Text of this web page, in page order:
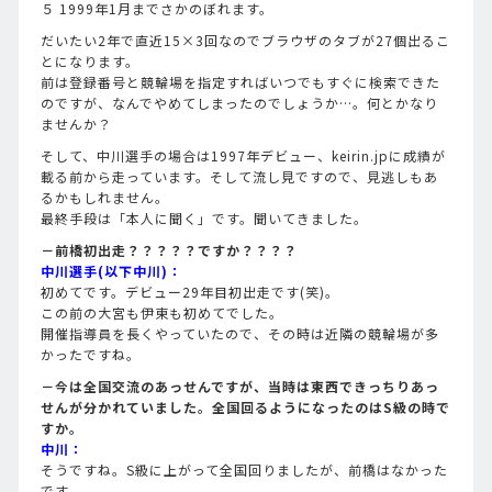
５ 1999年1月までさかのぼれます。
だいたい2年で直近15×3回なのでブラウザのタブが27個出るこ
とになります。
前は登録番号と競輪場を指定すればいつでもすぐに検索できた
のですが、なんでやめてしまったのでしょうか…。何とかなり
ませんか？
そして、中川選手の場合は1997年デビュー、keirin.jpに成績が
載る前から走っています。そして流し見ですので、見逃しもあ
るかもしれません。
最終手段は「本人に聞く」です。聞いてきました。
－前橋初出走？？？？？ですか？？？？
中川選手(以下中川)：
初めてです。デビュー29年目初出走です(笑)。
この前の大宮も伊東も初めてでした。
開催指導員を長くやっていたので、その時は近隣の競輪場が多
かったですね。
－今は全国交流のあっせんですが、当時は東西できっちりあっ
せんが分かれていました。全国回るようになったのはS級の時で
すか。
中川：
そうですね。S級に上がって全国回りましたが、前橋はなかった